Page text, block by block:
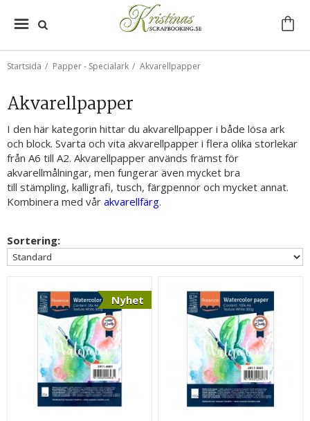
Startsida / Papper - Specialark / Akvarellpapper
Akvarellpapper
I den här kategorin hittar du akvarellpapper i både lösa ark
och block. Svarta och vita akvarellpapper i flera olika storlekar
från A6 till A2. Akvarellpapper används främst för
akvarellmålningar, men fungerar även mycket bra
till stämpling, kalligrafi, tusch, färgpennor och mycket annat.
Kombinera med vår akvarellfärg.
Sortering:
Nyhet